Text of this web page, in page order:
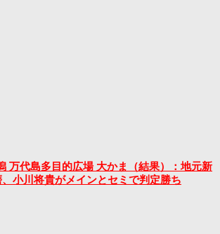
万代島多目的広場 大かま（結果）：地元新
小川将貴がメインとセミで判定勝ち